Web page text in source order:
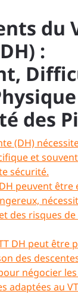
du
:
des
(DH)
et
sécurité.
peuvent
des risques
DH peut être
des
négocier
adaptées au